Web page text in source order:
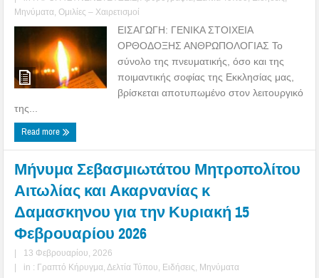
Μηνύματα ,Ομιλίες – Χαιρετισμοί
ΕΙΣΑΓΩΓΗ: ΓΕΝΙΚΑ ΣΤΟΙΧΕΙΑ
ΟΡΘΟΔΟΞΗΣ ΑΝΘΡΩΠΟΛΟΓΙΑΣ Το
σύνολο της πνευματικής, όσο και της
ποιμαντικής σοφίας της Εκκλησίας μας,
βρίσκεται αποτυπωμένο στον λειτουργικό
της...
Read more
Μήνυμα Σεβασμιωτάτου Μητροπολίτου
Αιτωλίας και Ακαρνανίας κ
Δαμασκηνου για την Κυριακή 15
Φεβρουαρίου 2026
|
13 Φεβρουαρίου, 2026
|
in : Γραπτό Κήρυγμα Δελτία Τύπου Ειδήσεις Μηνύματα